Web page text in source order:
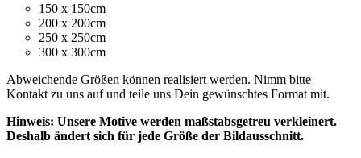
150 x 150cm
200 x 200cm
250 x 250cm
300 x 300cm
Abweichende Größen können realisiert werden. Nimm bitte
Kontakt zu uns auf und teile uns Dein gewünschtes Format mit.
Hinweis: Unsere Motive werden maßstabsgetreu verkleinert.
Deshalb ändert sich für jede Größe der Bildausschnitt.